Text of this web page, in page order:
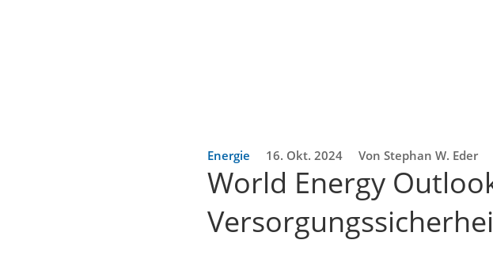
Energie 16. Okt. 2024 Von Stephan W. Eder
World Energy